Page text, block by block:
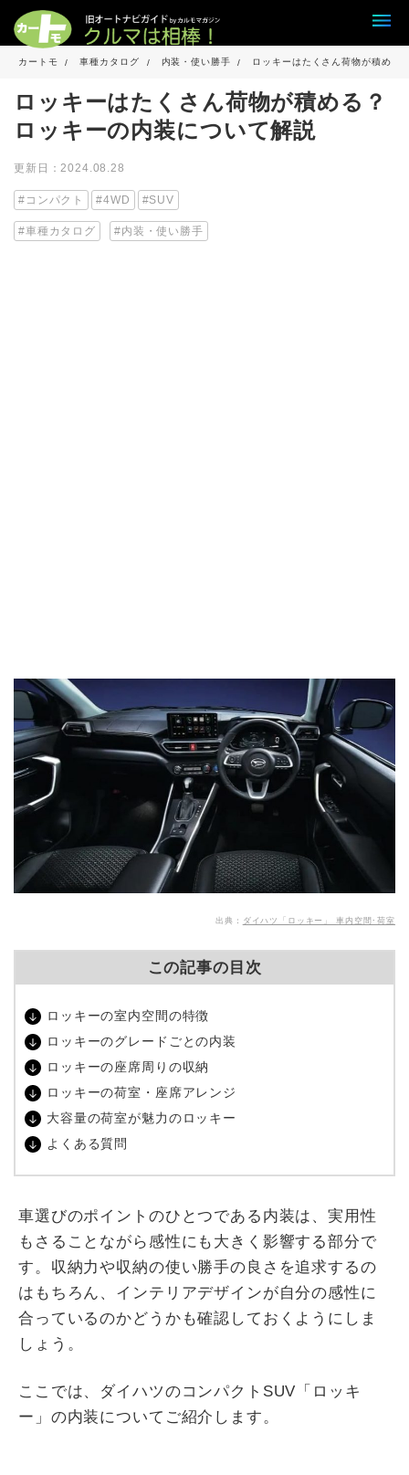
カートモ 車種カタログ 内装・使い勝手 ロッキーはたくさん荷物が積める
ロッキーはたくさん荷物が積める？
ロッキーの内装について解説
更新日：2024.08.28
コンパクト 4WD SUV
車種カタログ 内装・使い勝手
出典： ダイハツ「ロッキー」 車内空間･荷室
この記事の目次
ロッキーの室内空間の特徴
ロッキーのグレードごとの内装
ロッキーの座席周りの収納
ロッキーの荷室・座席アレンジ
大容量の荷室が魅力のロッキー
よくある質問
車選びのポイントのひとつである内装は、実用性
もさることながら感性にも大きく影響する部分で
す。収納力や収納の使い勝手の良さを追求するの
はもちろん、インテリアデザインが自分の感性に
合っているのかどうかも確認しておくようにしま
しょう。
ここでは、ダイハツのコンパクトSUV「ロッキ
ー」の内装についてご紹介します。